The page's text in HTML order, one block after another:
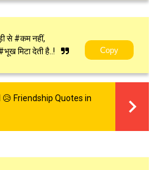
से #कम नहीं,
मिटा देती है..!
Copy
Friendship Quotes in